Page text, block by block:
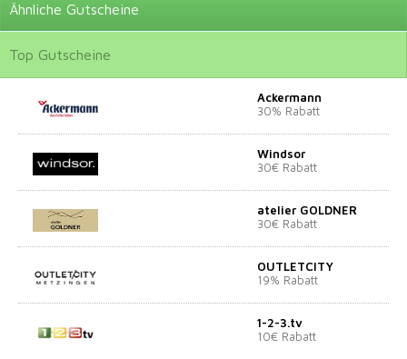
Ähnliche Gutscheine
Top Gutscheine
Ackermann
30% Rabatt
Windsor
30€ Rabatt
atelier GOLDNER
30€ Rabatt
OUTLETCITY
19% Rabatt
1-2-3.tv
10€ Rabatt